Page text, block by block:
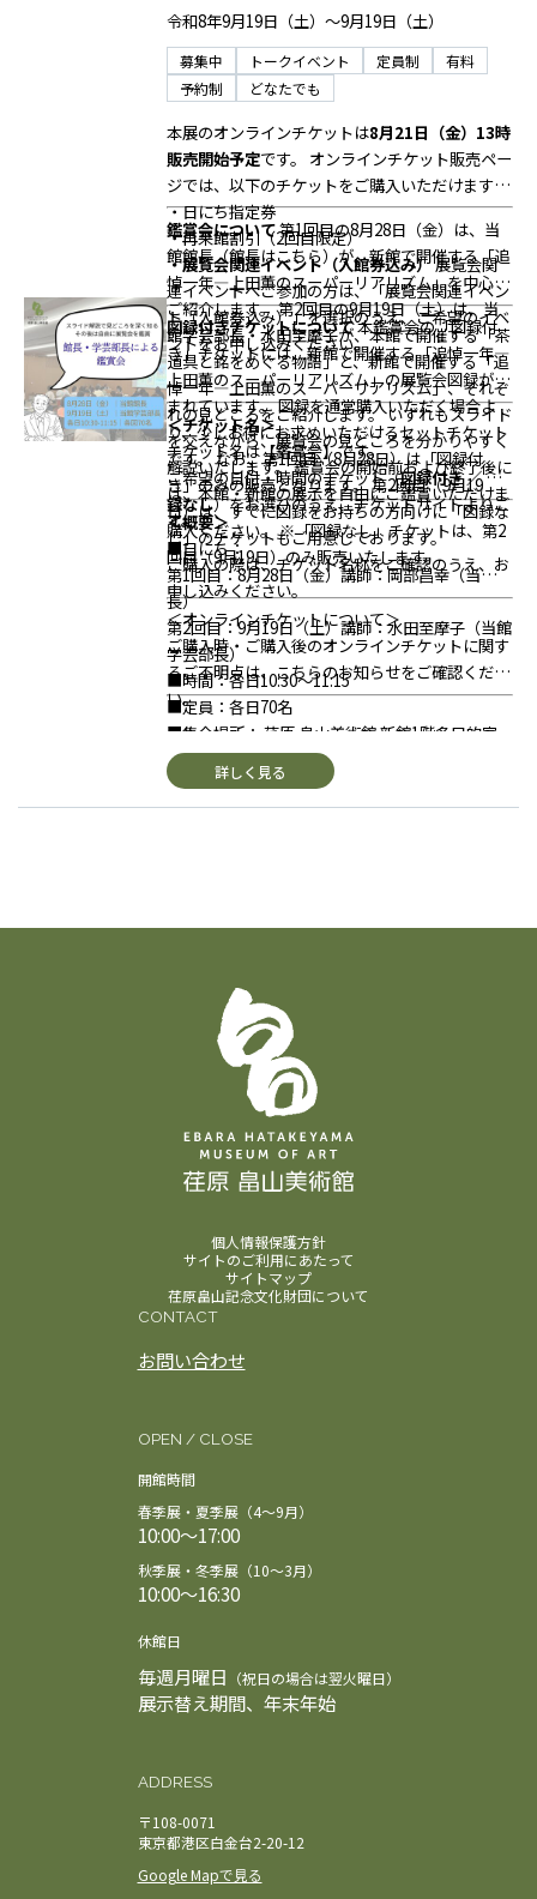
□美術館開館時間の10時よりご入館可能ですの
で、開始時間まで展覧会を自由にご見学いただく
ことも可能です。
いたします。必ずお受け取りの上、新館1階多目
的室へお越しください。
□開場は開始30分前を予定しております。
□一度会場外へ出られた場合、再入場はできませ
んので、あらかじめご了承ください。
□館内にはお食事（軽食）をご提供するスペース
はございませんので、あらかじめご了承くださ
い。
□イベント中の 写真撮影・ビデオ撮影・録音は
ご遠慮願います。
□お申込み後の キャンセルは【当日朝9時まで】
可能です。チケットサイトの規定に従ってお手続
きください。
□天候や運営の都合、または出演者の事情によ
り、イベント内容が変更・中止となる場合がござ
います。あらかじめご了承ください。
□本イベントの様子を記録・広報用に美術館スタ
ッフが撮影する場合がございます。撮影時は参加
者のお顔が映らないよう十分配慮いたしますが、
ご不安な方は会場にてお声がけください。
る方はどなたでもご参加いただけます。
レクチャーにご参加の方：荏原 畠山美術館 新館1
階多目的室
い。
レクチャーにご参加の方には、受付にて当日会場
の入退室時の確認などに使用する「参加証」をお
渡しいたします。
参加証は、レクチャー中スタッフが確認いたしま
すので、必ず見える位置に身につけて、開始5分
前までに会場（新館1階 多目的室）へお越しくだ
さい。
開場は開始30分前を予定しております。＜料金
＞
以下のいずれかのチケットをご購入ください（す
べてオンライン販売のみ）
■一般：1,300円（入館券付き参加券）
■学生（高校生以上）：900円（入館券付き参加
券・要学生証）
■無料入館対象者：0円（参加券のみ）
※無料入館対象者（要証明書/ご提示）
・友の会会員
・障がい者手帳をお持ちの方（本人＋介護者1
名）
・招待券（株主優待券を含む）をお持ちの方
・中学生以下の方（必ず保護者の同伴が必要です
／保護者のチケット購入が必要です）＜注意事
項＞
□本イベントは事前予約制
た日時・イベント以外での入館や他イベントへの
□「入館料付き」には、提携館割引や各種優待は
適用されません。
□本券は 1枚につき1名様・1回限り有効 です。
□チケットの転売は禁止いたします。
無料入館者 は受付時に
などの 該当する
示/ご提出ください。
□美術館開館時間の10時よりご入館可能ですの
□受付にて当日の目印となる「参加証」をお渡し
いたします。必ずお受け取りの上、新館1階多目
的室へお越しください。
□一度会場外へ出られた場合、再入場はできませ
はございませんので、あらかじめご了承くださ
□イベント中の 写真撮影・ビデオ撮影・録音は
ご遠慮願います。
□お申込み後の キャンセルは【当日朝9時まで】
可能です。チケットサイトの規定に従ってお手続
きください。
り、イベント内容が変更・中止となる場合がござ
います。あらかじめご了承ください。
□本イベントの様子を記録・広報用に美術館スタ
ご不安な方は会場にてお声がけください。
令和8年9月19日（土）～9月19日（土）
募集中 トークイベント 定員制
有料
予約制
どなたでも
本展のオンラインチケットは8月21日（金）13時
販売開始予定です。
オンラインチケット販売ペー
ジでは、以下のチケットをご購入いただけます。
・日にち指定券
・再来館割引（2回目限定）
・展覧会関連イベント（入館券込み）展覧会関
連イベントへご参加の方は、「展覧会関連イベン
ト（入館券込み）」を選択のうえ、ご希望のイベ
ントをお申し込みください。
鑑賞会について第1回目の8月28日（金）は、当
館館長（館長はこちら）が、新館で開催する「追
悼一年―上田薫のスーパーリアリズム」を中心に
ご紹介します。第2回目の9月19日（土）は、当
館学芸部長・水田至摩子が、本館で開催する「茶
道具と銘をめぐる物語」と、新館で開催する「追
悼一年―上田薫のスーパーリアリズム」、それぞ
れの見どころをご紹介します。いずれもスライド
を交えながら、展覧会の見どころを分かりやすく
解説いたします。鑑賞会の開始前および終了後に
は、本館・新館の展示を自由にご鑑賞いただけま
す。
図録付きチケットについて本鑑賞会の「図録付
き」チケットには、新館で開催する「追悼一年―
上田薫のスーパーリアリズム」の展覧会図録が含
まれています。図録を通常購入いただく場合よ
り、少しお得にお求めいただけるセットチケット
です。 なお、第1回目（8月28日）は「図録付
き」のみの販売となります。第2回目（9月19
日）は、すでに図録をお持ちの方向けに「図録な
し」のチケットもご用意しております。
ご購入の際は、チケット名称をご確認のうえ、お
申し込みください。
＜チケット名＞
チケット名は【鑑賞会】です。
ご希望の日付・時間のチケット（図録付き ／ 図
録なし）をお選びのうえ、チケットサイトよりご
購入ください。 ※「図録なし」チケットは、第2
回目（9月19日）のみ販売いたします。
＜概要＞
■日にち：
第1回目：8月28日（金）講師：岡部昌幸（当館館
長）
第2回目：9月19日（土）講師：水田至摩子（当館
学芸部長）
■時間：各日10:30～11:15
■定員：各日70名
■集合場所： 荏原 畠山美術館 新館1階多目的室
※当日は美術館受付にて手続きをお済ませくださ
い。当日会場の入退室時の確認などに使用する
「参加証」をお渡しいたします。
以下のいずれかのチケットをご購入ください（す
べてオンライン販売のみ）
■一般：2,800円（入館券＋図録付き参加券）
■学生（高校生以上）：2,400円（入館券＋図録
付き参加券・要学生証）
■無料入館対象者：1,500円（図録付き参加券の
【第2回目（9月19日）】
■一般：2,800円（入館券＋図録付き参加券）
付き参加券・要学生証）
■無料入館対象者：1,500円（図録付き参加券の
み） ＜図録なし＞
■一般：1,300円（入館券付き参加券）
券・要学生証）
・友の会会員
・障がい者手帳をお持ちの方（本人＋介護者1
・招待券（株主優待券を含む）をお持ちの方
・中学生以下の方（必ず保護者の同伴が必要です
／保護者のチケット購入が必要です）
項＞
日時・イベント以外での入館や他イベントへの振
替はできませんので、あらかじめご了承くださ
い。
向けの「図録付き参加券のみ」「参加券のみ」
ございます。ご購入の際はお間違えのないようご
注意ください。
□第2回目（9月19日）のみ、「図録付き参加券」
＜オンラインチケットについて＞
ご購入時・ご購入後のオンラインチケットに関す
るご不明点は、こちらのお知らせをご確認くださ
い。
詳しく見る
個人情報保護方針
サイトのご利用にあたって
サイトマップ
荏原畠山記念文化財団について
CONTACT
お問い合わせ
OPEN / CLOSE
開館時間
春季展・夏季展（4～9月）
10:00～17:00
秋季展・冬季展（10～3月）
10:00～16:30
休館日
毎週月曜日 （祝日の場合は翌火曜日）
展示替え期間、年末年始
ADDRESS
〒108-0071
東京都港区白金台2-20-12
Google Mapで見る